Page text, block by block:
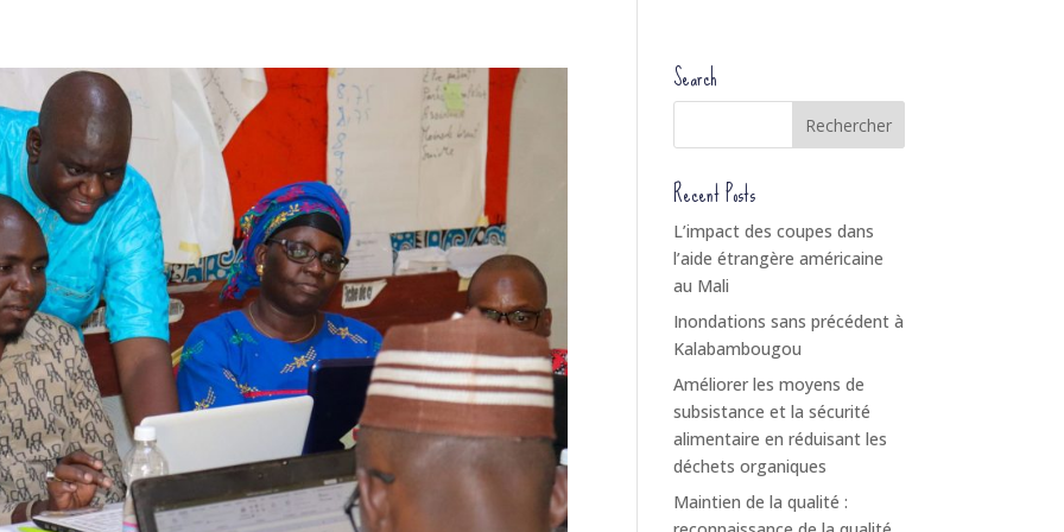
Search
Recent Posts
L’impact des coupes dans
l’aide étrangère américaine
au Mali
Inondations sans précédent à
Kalabambougou
Améliorer les moyens de
subsistance et la sécurité
alimentaire en réduisant les
déchets organiques
Maintien de la qualité :